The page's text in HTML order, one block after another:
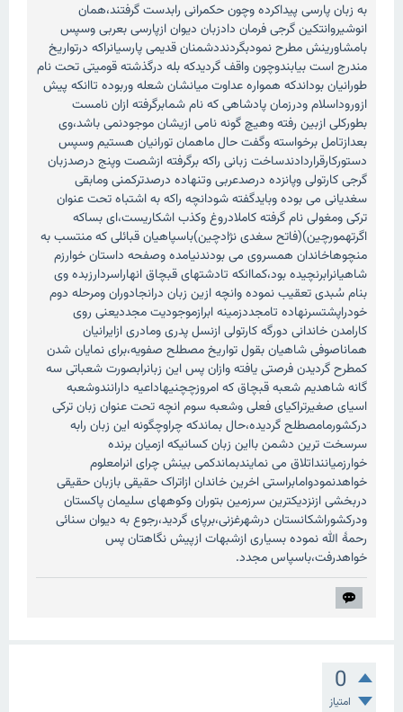
به زبان پارسی پیداکرده وچون حکمرانی رابدست گرفتند،همان
انوشیروانتکین گرجی فرمان دادزبان دیوان ازپارسی بعربی وسپس
بامشاورینش مطرح نمودبگردنددشمنان قدیمی پارسیانراکه درتواریخ
مندرج است بیابندوچون واقف گردیدکه بله درگذشته قومیتی تحت نام
طورانیان بوداندکه همواره عداوت میانشان شعله وربوده تاانکه پیش
ازوروداسلام ودرزمان پادشاهی که نام شمابرگرفته ازان نامست
بطورکلی ازبین رفته وهیچ گونه نامی ازیشان موجودنمی باشد،وی
بعدازتامل برخواسته وگفت حال ماهمان تورانیان هستیم وسپس
دستورکارقراردادندساخت زبانی راکه برگرفته ازشصت وپنج درصدزبان
گرجی کارتولی وپانزده درصدعربی وتنهاده درصدترکمنی ومابقی
سغدیانی می بوده وبایدگفته شودانچه راکه به اشتباه تحت عنوان
ترکی ومغولی نام گرفته کاملادروغ وکذب اشکاریست،ای بساکه
اگرتهمورچین)(فاتح سغدی نژادچین)باسپاهیان قبائلی که منتسب به
منچوهاخاندان همسروی می بودندنیامده وصفحه داستان خوارزم
شاهیانرابرنچیده بود،کماانکه تادشتهای قبچاق انهاراسردارزبده وی
بنام سُبدی تعقیب نموده وانچه ازین زبان درانجادوران ومرحله دوم
خودراپشتسرنهاده تامجددزمینه ابرازموجودیت مجددیعنی روی
کارامدن خاندانی دورگه کارتولی ازنسل پدری ومادری ازایرانیان
هماناصوفی شاهیان بقول تواریخ مصطلح صفویه،برای نمایان شدن
کمطرح گردیدن فرصتی یافته وازان پس این زبانرابصورت شعباتی سه
گانه شاهدیم شعبه قبچاق که امروزچچنیهاداعیه دارانندوشعبه
اسیای صغیرتراکیای فعلی وشعبه سوم انچه تحت عنوان زبان ترکی
درکشورمامصطلح گردیده،حال بماندکه چراوچگونه این زبان رابه
سرسخت ترین دشمن بااین زبان کسانیکه ازمیان برنده
خوارزمیاننداتلاق می نمایندبماندکمی بینش چرای انرامعلوم
خواهدنمودوامابراستی اخرین خاندان ازاتراک حقیقی بازبان حقیقی
دربخشی ازنزدیکترین سرزمین بتوران وکوههای سلیمان پاکستان
ودرکشوراشکانستان درشهرغزنی،برپای گردید،رجوع به دیوان سنائی
رحمۀ الله نموده بسیاری ازشبهات ازپیش نگاهتان پس
خواهدرفت،باسپاس مجدد.
0
امتیاز